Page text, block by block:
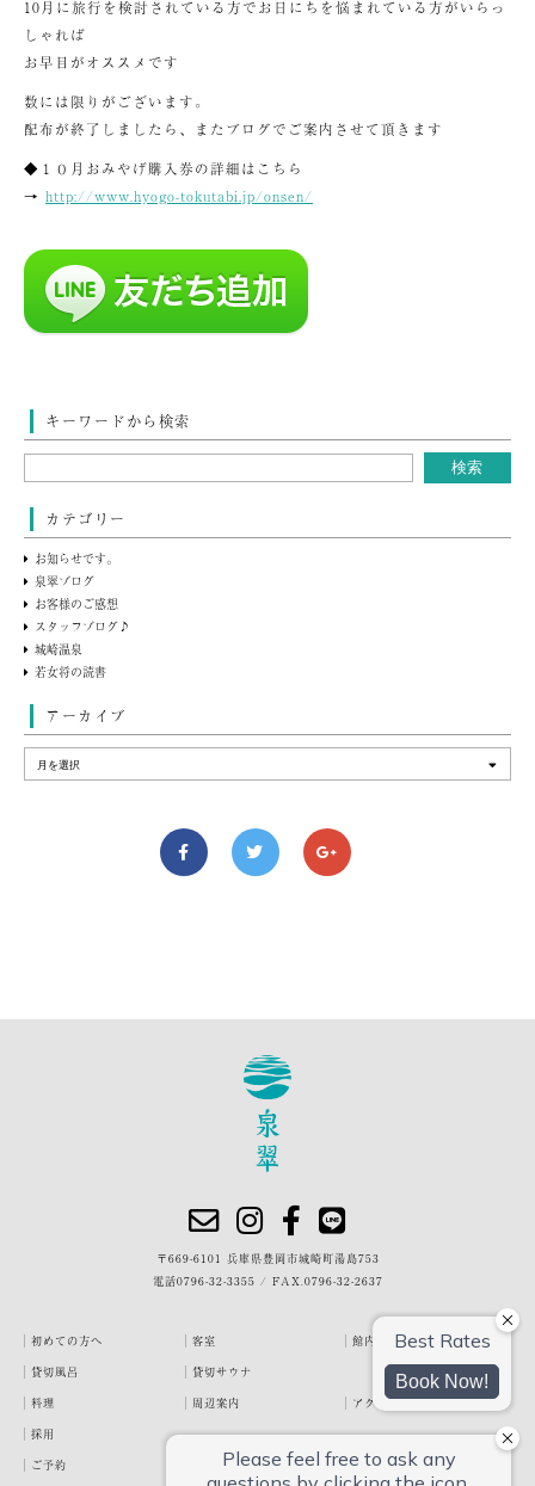
10月に旅行を検討されている方でお日にちを悩まれている方がいらっ
しゃれば
お早目がオススメです
数には限りがございます。
配布が終了しましたら、またブログでご案内させて頂きます
◆１０月おみやげ購入券の詳細はこちら
→ http://www.hyogo-tokutabi.jp/onsen/
キーワードから検索
カテゴリー
お知らせです。
泉翠ブログ
お客様のご感想
スタッフブログ♪
城崎温泉
若女将の読書
アーカイブ
〒669-6101 兵庫県豊岡市城崎町湯島753
電話0796-32-3355 / FAX.0796-32-2637
初めての方へ 客室
館内・施設
貸切風呂
貸切サウナ
料理
周辺案内
アクセス
採用
ご予約
宿泊約款 プライバシーポリシー